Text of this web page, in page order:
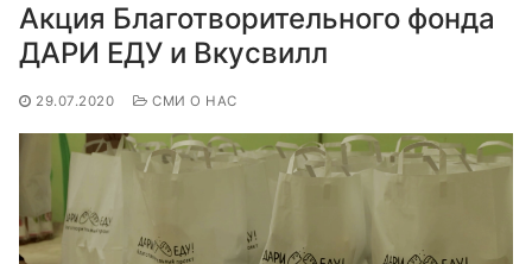
Акция Благотворительного фонда
ДАРИ ЕДУ и Вкусвилл
29.07.2020 СМИ О НАС